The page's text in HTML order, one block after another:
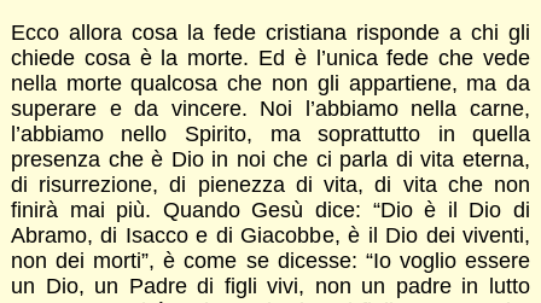
Ecco allora cosa la fede cristiana risponde a chi gli
chiede cosa è la morte. Ed è l’unica fede che vede
nella morte qualcosa che non gli appartiene, ma da
superare e da vincere. Noi l’abbiamo nella carne,
l’abbiamo nello Spirito, ma soprattutto in quella
presenza che è Dio in noi che ci parla di vita eterna,
di risurrezione, di pienezza di vita, di vita che non
finirà mai più. Quando Gesù dice: “Dio è il Dio di
Abramo, di Isacco e di Giacobbe, è il Dio dei viventi,
non dei morti”, è come se dicesse: “Io voglio essere
un Dio, un Padre di figli vivi, non un padre in lutto